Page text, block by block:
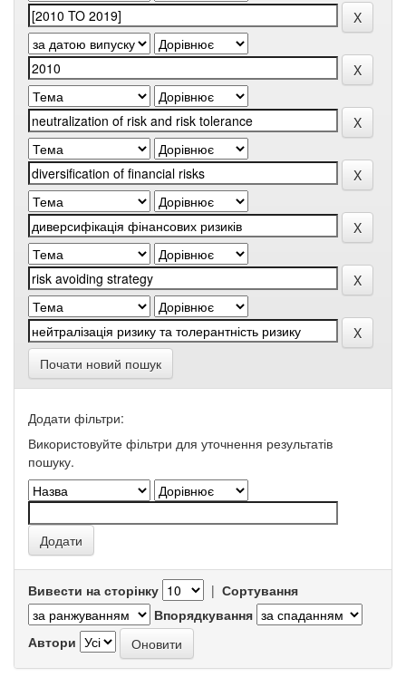
Почати новий пошук
Додати фільтри:
Використовуйте фільтри для уточнення результатів
пошуку.
Вивести на сторінку | Сортування
Впорядкування
Автори